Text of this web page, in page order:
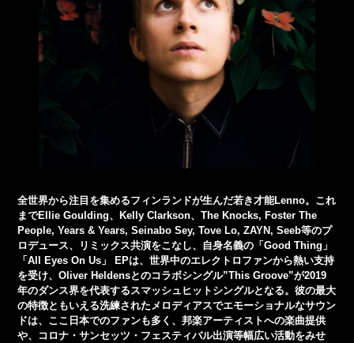
全世界から注目を集めるフィンランドが生んだ若き才能Lenno。これ
までEllie Goulding、Kelly Clarkson、The Knocks, Foster The
People, Years & Years, Seinabo Sey, Tove Lo, ZAYN, Seeb等のプ
ロデュース、リミックス共演をこなし、自身名義の「Good Thing」
「All Eyes On Us」 EPは、世界中のエレクトロファンから熱い支持
を受け、Oliver Heldensとのコラボシングル”This Groove”が2019
年のダンス界を代表するスマッシュヒットシングルとなる。彼の最大
の特徴ともいえる洗練されたメロディアスでエモーショナルなサウン
ドは、ここ日本でのファンも多く、邦楽アーティストへの楽曲提供
や、コロナ・サンセッツ・フェスティバル出演等幅広い活動をみせ